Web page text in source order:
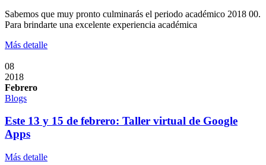
Sabemos que muy pronto culminarás el periodo académico 2018 00.
Para brindarte una excelente experiencia académica
Más detalle
08
2018
Febrero
Blogs
Este 13 y 15 de febrero: Taller virtual de Google
Apps
Más detalle